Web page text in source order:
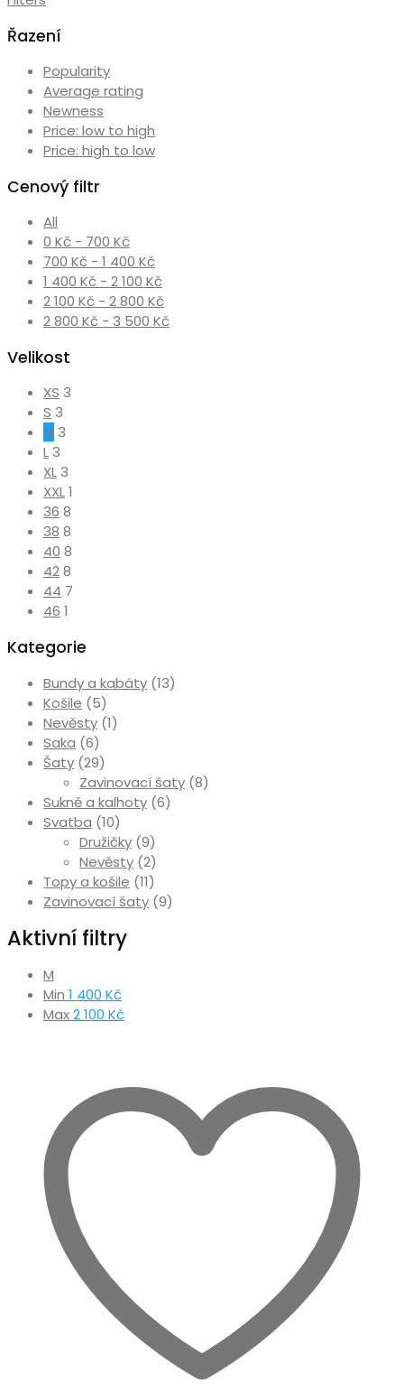
Řazení
Popularity
Average rating
Newness
Price: low to high
Price: high to low
Cenový filtr
All
0 Kč - 700 Kč
700 Kč - 1 400 Kč
1 400 Kč - 2 100 Kč
2 100 Kč - 2 800 Kč
2 800 Kč - 3 500 Kč
Velikost
XS 3
S 3
M 3
L 3
XL 3
XXL1
36 8
38 8
40 8
428
44 7
46 1
Kategorie
Bundy a kabáty (13)
Košile (5)
Nevěsty (1)
Saka (6)
Šaty (29)
Zavinovací šaty (8)
Sukně a kalhoty (6)
Svatba (10)
Družičky (9)
Nevěsty (2)
Topy a košile (11)
Zavinovací šaty (9)
Aktivní filtry
M
Min 1 400 Kč
Max2 100 Kč